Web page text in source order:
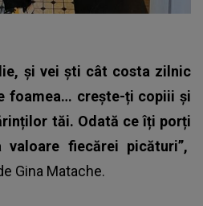
și vei ști cât costa zilnic
foamea… crește-ți copiii și
tăi. Odată ce îți porți
fiecărei picături”,
Gina Matache.